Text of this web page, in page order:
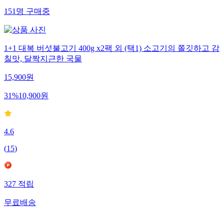
151명구매중
1+1 대복 버섯불고기 400g x2팩 외 (택1) 소고기의 쫄깃하고 감
칠맛, 달짝지근한 국물
15,900원
31%10,900원
4.6
(15)
327적립
무료배송